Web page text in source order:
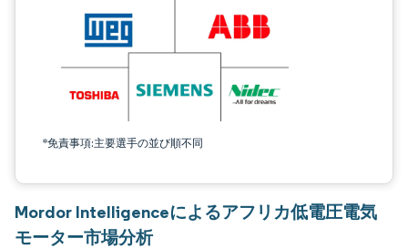
*免責事項:主要選手の並び順不同
Mordor Intelligenceによるアフリカ低電圧電気
モーター市場分析